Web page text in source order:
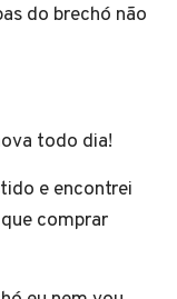
do brechó não
todo dia!
e encontrei
comprar